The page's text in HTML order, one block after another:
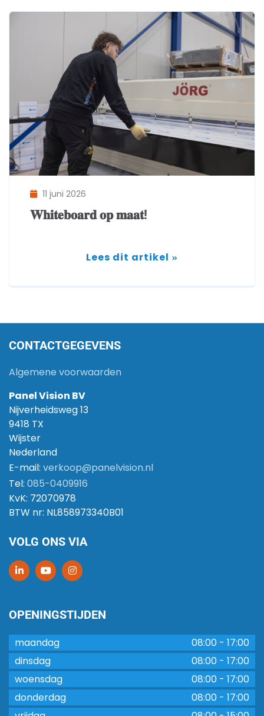
𝐖𝐡𝐢𝐭𝐞𝐛𝐨𝐚𝐫𝐝 𝐨𝐩 𝐦𝐚𝐚𝐭!
11 juni 2026
Lees dit artikel
CONTACTGEGEVENS
Algemene voorwaarden
Panel Vision BV
Nijverheidsweg 13
9418 TX
Wijster
Nederland
E-mail: verkoop@panelvision.nl
Tel: 085-0409916
KvK: 72070978
BTW nr: NL858973340B01
VOLG ONS VIA
OPENINGSTIJDEN
maandag 08:00 - 17:00
dinsdag
08:00 - 17:00
woensdag
08:00 - 17:00
donderdag
08:00 - 17:00